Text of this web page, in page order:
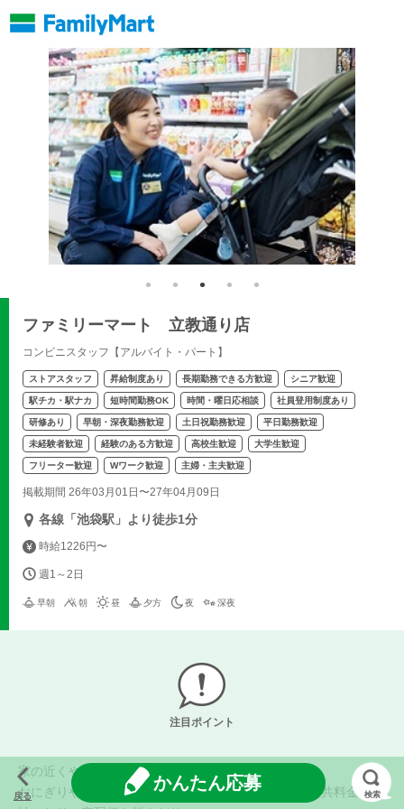
ファミリーマート 立教通り店
コンビニスタッフ【アルバイト・パート】
ストアスタッフ 昇給制度あり 長期勤務できる方歓迎 シニア歓迎
駅チカ・駅ナカ 短時間勤務OK 時間・曜日応相談 社員登用制度あり
研修あり 早朝・深夜勤務歓迎 土日祝勤務歓迎 平日勤務歓迎
未経験者歓迎 経験のある方歓迎 高校生歓迎 大学生歓迎
フリーター歓迎 Wワーク歓迎 主婦・主夫歓迎
掲載期間 26年03月01日〜27年04月09日
各線「池袋駅」より徒歩1分
時給1226円〜
週1～2日
早朝 朝 昼 夕方 夜 深夜
注目ポイント
家の近くや、職場・学校の近くにあるコンビニ。
おにぎりやお弁当を買ったり、日用品を買ったり、公共料金を支
戻る
かんたん応募
検索